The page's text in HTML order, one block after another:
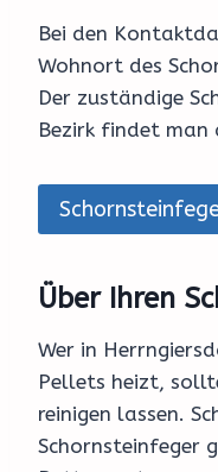
Bei den
Wohnort des
Der zuständige
Bezirk findet man
Über Ihren
Wer in
Pellets heizt,
reinigen lassen.
Schornsteinfeger